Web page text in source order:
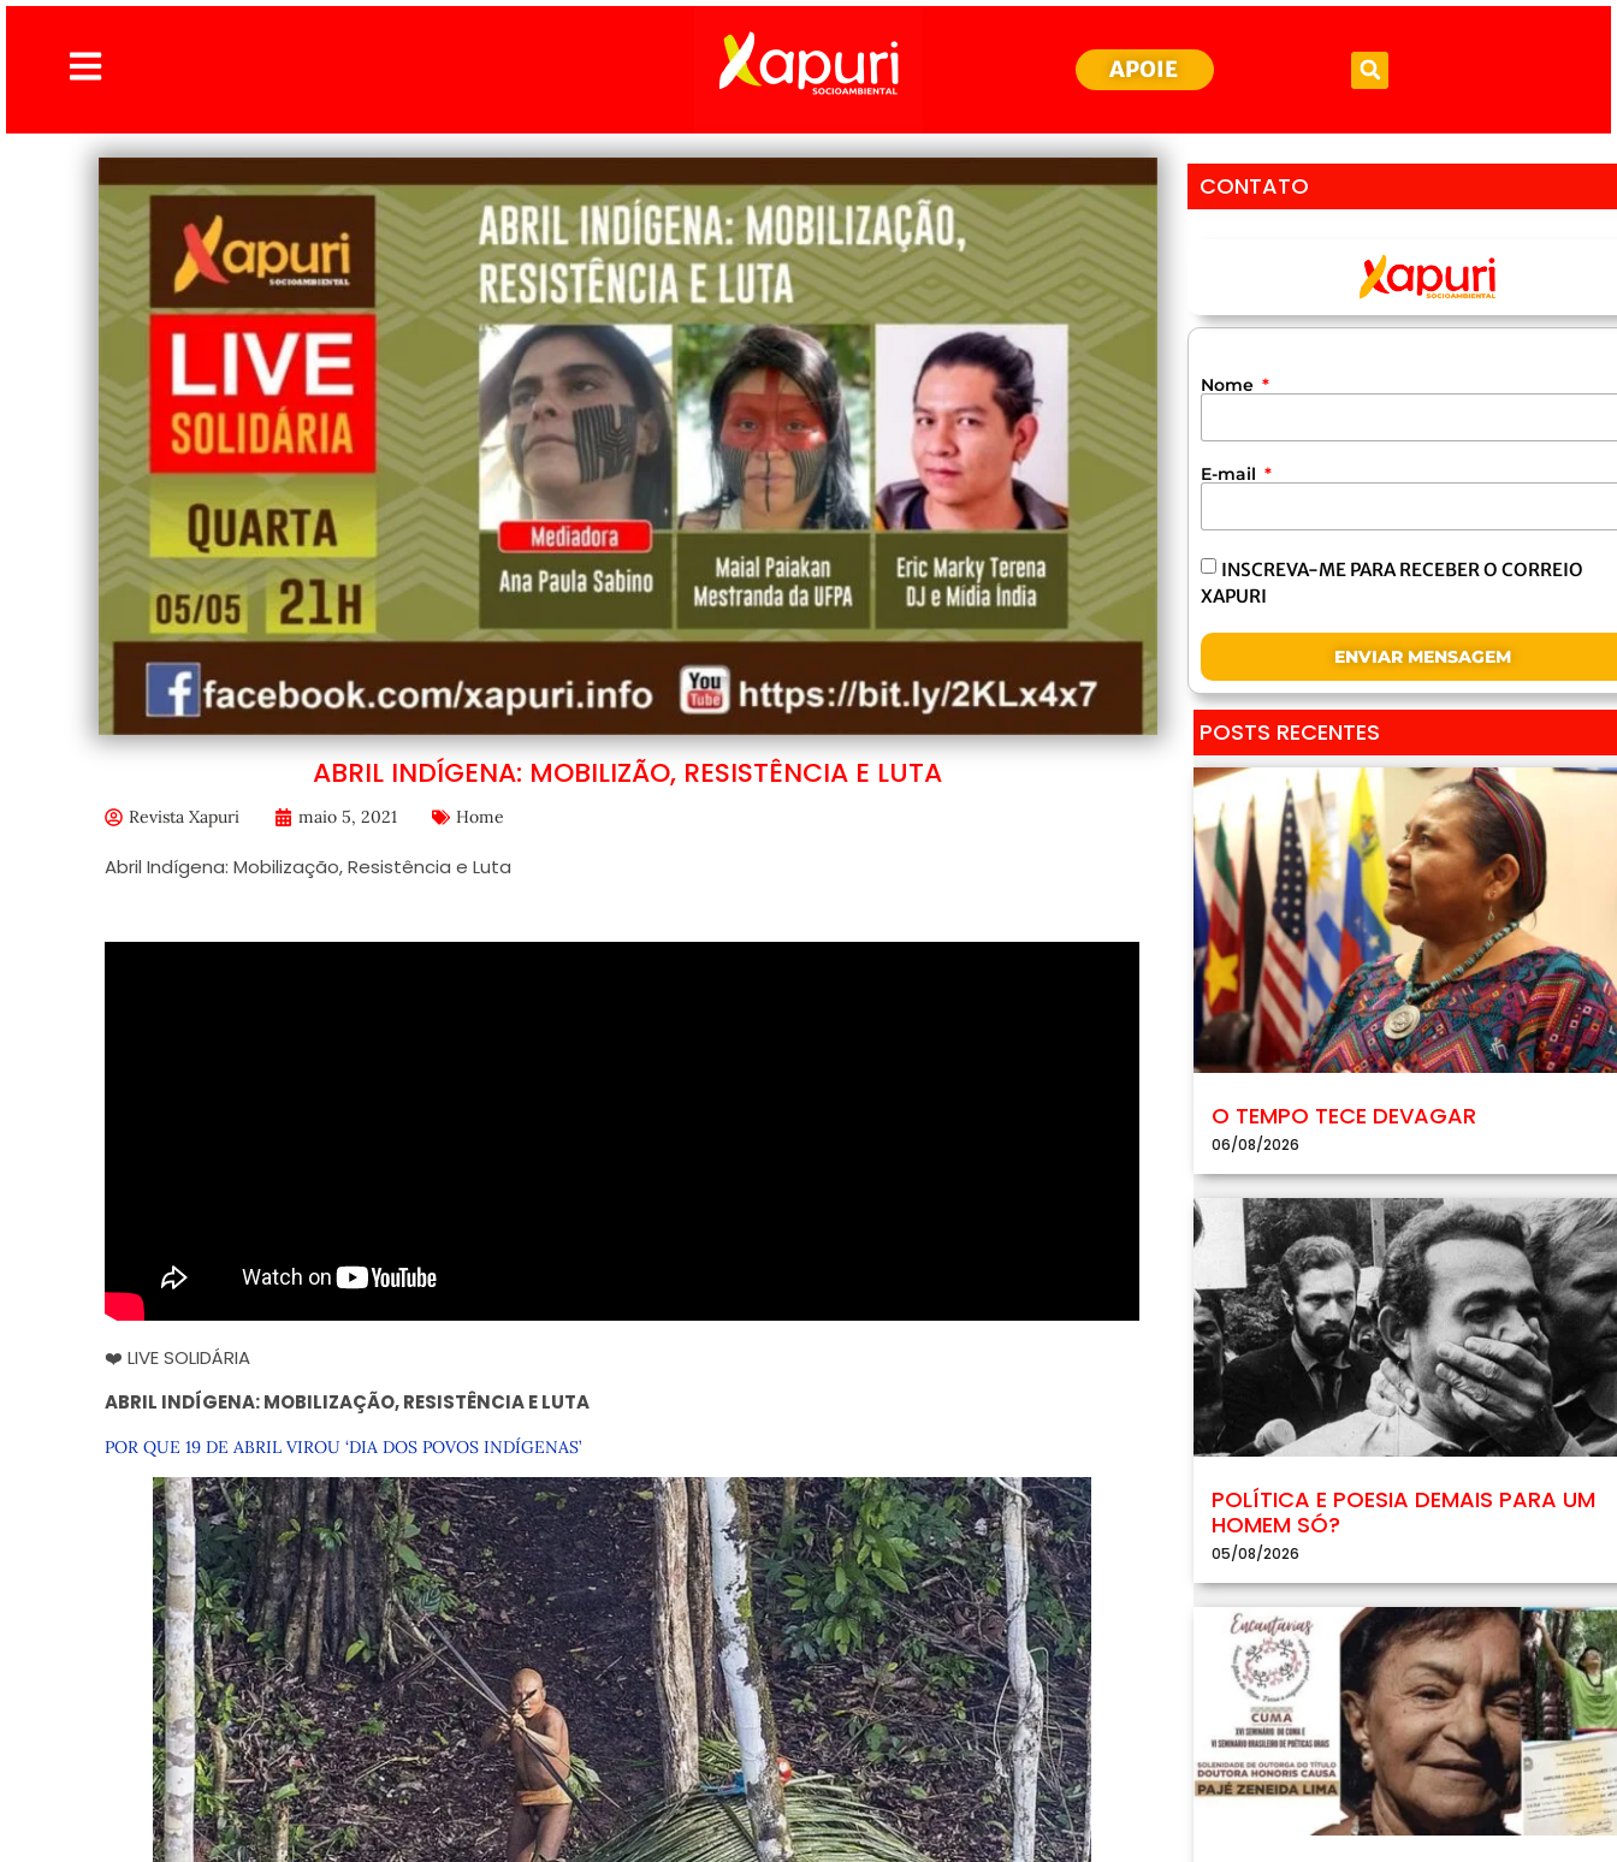
APOIE
ABRIL INDÍGENA: MOBILIZÃO, RESISTÊNCIA E LUTA
Revista Xapuri maio 5, 2021 Home
Abril Indígena: Mobilização, Resistência e Luta
❤️ LIVE SOLIDÁRIA
ABRIL INDÍGENA: MOBILIZAÇÃO, RESISTÊNCIA E LUTA
POR QUE 19 DE ABRIL VIROU ‘DIA DOS POVOS INDÍGENAS’
CONTATO
Nome
E-mail
INSCREVA-ME PARA RECEBER O CORREIO
XAPURI
ENVIAR MENSAGEM
POSTS RECENTES
O TEMPO TECE DEVAGAR
06/08/2026
POLÍTICA E POESIA DEMAIS PARA UM
HOMEM SÓ?
05/08/2026